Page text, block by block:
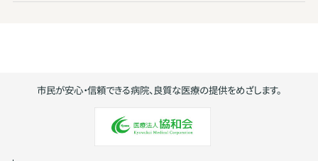
市民が安心・信頼できる病院、良質な医療の提供をめざします。